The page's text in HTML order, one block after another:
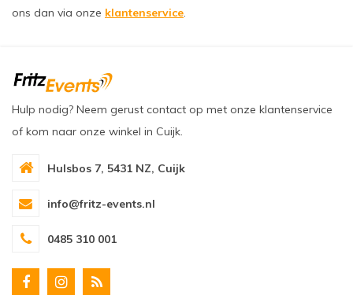
ons dan via onze klantenservice.
Hulp nodig? Neem gerust contact op met onze klantenservice
of kom naar onze winkel in Cuijk.
Hulsbos 7, 5431 NZ, Cuijk
info@fritz-events.nl
0485 310 001